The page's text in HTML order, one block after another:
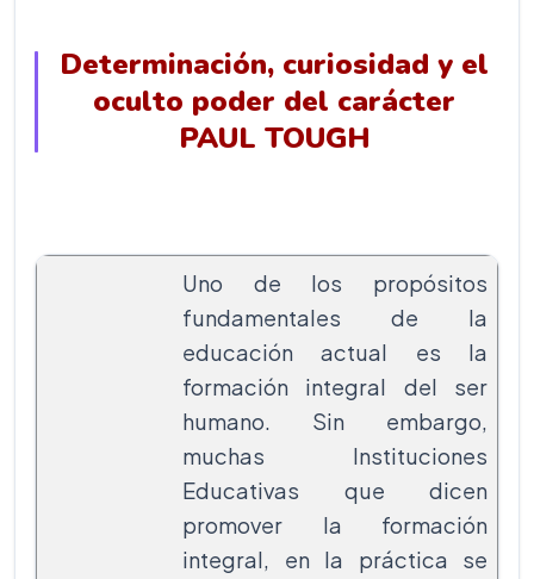
Determinación, curiosidad y el
oculto poder del carácter
PAUL TOUGH
Uno de los propósitos
fundamentales de la
educación actual es la
formación integral del ser
humano. Sin embargo,
muchas Instituciones
Educativas que dicen
promover la formación
integral, en la práctica se